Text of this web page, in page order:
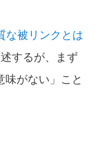
な被リンクとは
述するが、まず
味がない」こと